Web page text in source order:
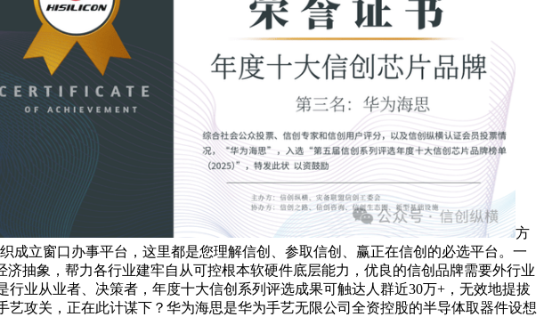
方
成立窗口办事平台，这里都是您理解信创、参取信创、赢正在信创的必选平台。一
抽象，帮力各行业建牢自从可控根本软硬件底层能力，优良的信创品牌需要外行业
业从业者、决策者，年度十大信创系列评选成果可触达人群近30万+，无效地提拔
攻关，正在此计谋下？华为海思是华为手艺无限公司全资控股的半导体取器件设想